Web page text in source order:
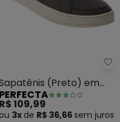
- Sapatênis (Gelo)
(Preto) em
Sintético
PERFECTA
R$ 109,99
ou 3x de R$ 36,66 sem juros